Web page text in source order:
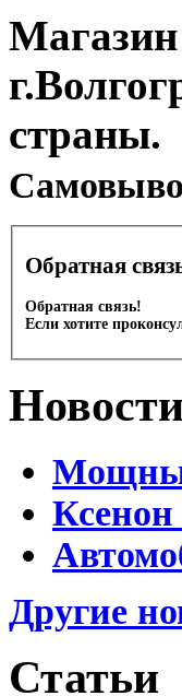
страны.
Обратная
Обратная связь!
Если хотите
Ксенон
Другие
Статьи